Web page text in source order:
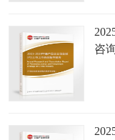
咨